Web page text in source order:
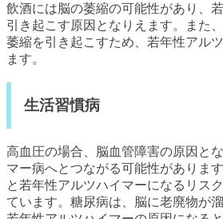
飲酒には脳の萎縮の可能性があり、
引き起こす原因となりえます。また
萎縮を引き起こすため、若年性アル
ます。
生活習慣病
高血圧の場合、脳血管障害の原因と
マー病へとつながる可能性がありま
と若年性アルツハイマーになるリス
ています。糖尿病は、脳に老廃物が